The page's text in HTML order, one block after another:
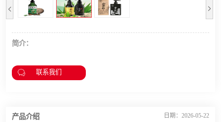
简介：
联系我们
产品介绍 日期：2026-05-22